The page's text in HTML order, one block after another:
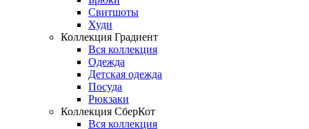
Свитшоты
Худи
Коллекция Градиент
Вся коллекция
Одежда
Детская одежда
Посуда
Рюкзаки
Коллекция СберКот
Вся коллекция